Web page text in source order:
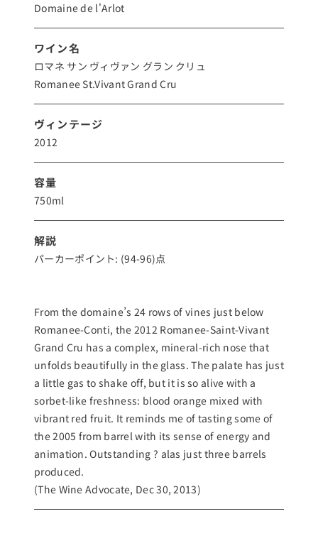
Domaine de l'Arlot
ワイン名
ロマネ サン ヴィヴァン グラン クリュ
Romanee St.Vivant Grand Cru
ヴィンテージ
2012
容量
750ml
解説
パーカーポイント: (94-96)点
From the domaine’s 24 rows of vines just below
Romanee-Conti, the 2012 Romanee-Saint-Vivant
Grand Cru has a complex, mineral-rich nose that
unfolds beautifully in the glass. The palate has just
a little gas to shake off, but it is so alive with a
sorbet-like freshness: blood orange mixed with
vibrant red fruit. It reminds me of tasting some of
the 2005 from barrel with its sense of energy and
animation. Outstanding ? alas just three barrels
produced.
(The Wine Advocate, Dec 30, 2013)